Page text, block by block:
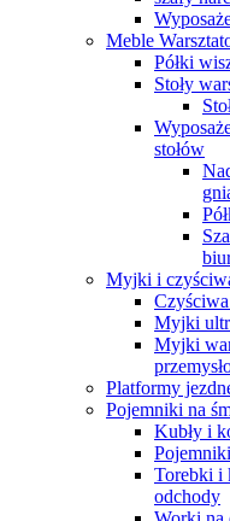
Meble
Półki
Stoły
stołów
Myjki i
Myjki
Myjki
Platformy
Pojemniki na
Kubły i
Torebki i
odchody